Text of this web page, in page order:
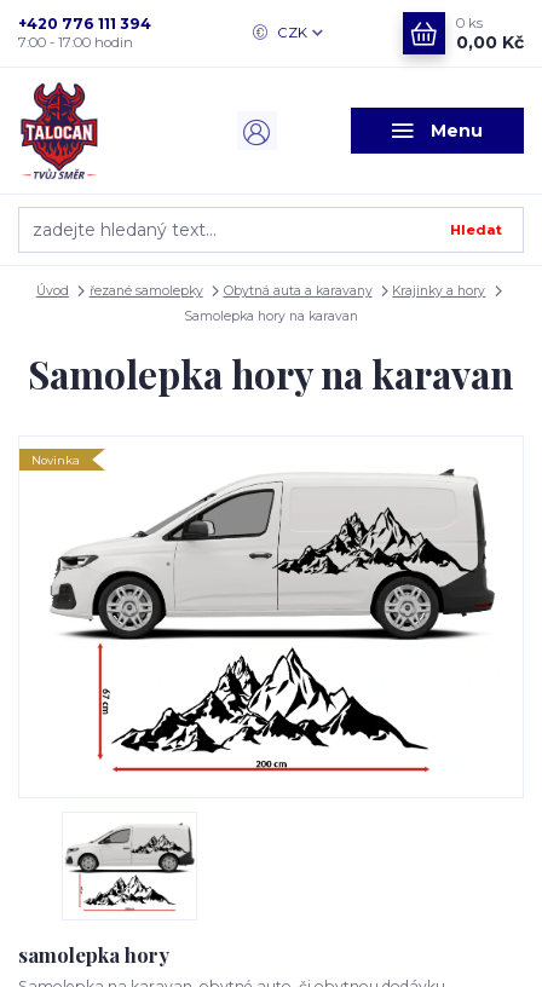
Menu
CZK
Hledat
+420 776 111 394
7:00 - 17:00 hodin
0 ks
0,00 Kč
Úvod řezané samolepky Obytná auta a karavany
Krajinky a hory
Samolepka hory na karavan
Samolepka hory na karavan
Novinka
samolepka hory